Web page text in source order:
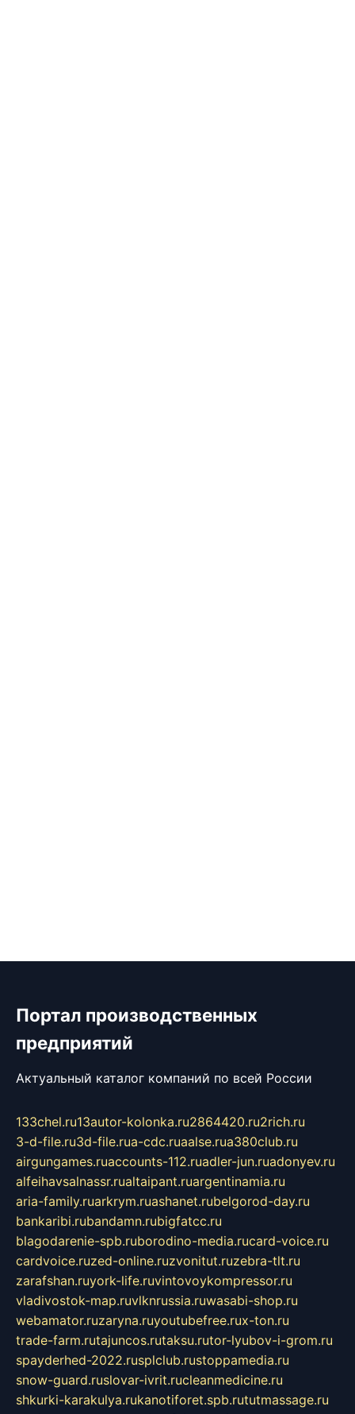
Портал производственных
предприятий
Актуальный каталог компаний по всей России
133chel.ru13autor-kolonka.ru2864420.ru2rich.ru
3-d-file.ru3d-file.rua-cdc.ruaalse.rua380club.ru
airgungames.ruaccounts-112.ruadler-jun.ruadonyev.ru
alfeihavsalnassr.rualtaipant.ruargentinamia.ru
aria-family.ruarkrym.ruashanet.rubelgorod-day.ru
bankaribi.rubandamn.rubigfatcc.ru
blagodarenie-spb.ruborodino-media.rucard-voice.ru
cardvoice.ruzed-online.ruzvonitut.ruzebra-tlt.ru
zarafshan.ruyork-life.ruvintovoykompressor.ru
vladivostok-map.ruvlknrussia.ruwasabi-shop.ru
webamator.ruzaryna.ruyoutubefree.rux-ton.ru
trade-farm.rutajuncos.rutaksu.rutor-lyubov-i-grom.ru
spayderhed-2022.rusplclub.rustoppamedia.ru
snow-guard.ruslovar-ivrit.rucleanmedicine.ru
shkurki-karakulya.rukanotiforet.spb.rututmassage.ru